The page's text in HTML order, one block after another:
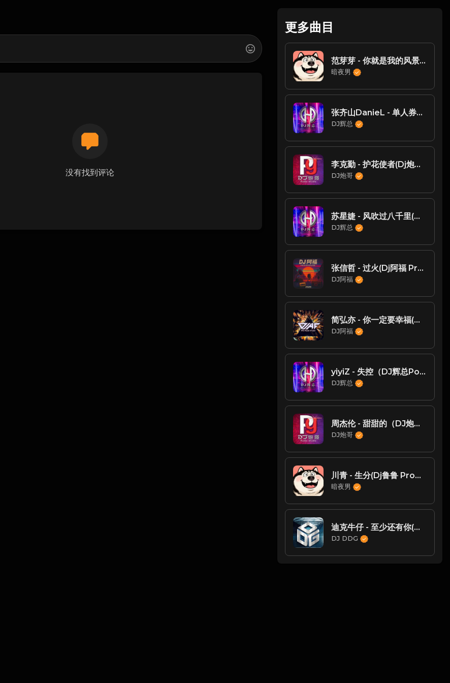
没有找到评论
更多曲目
范芽芽 - 你就是我的风景(DjAz ProgHouse Rmx 2025)
暗夜男
张齐山DanieL - 单人券（DJ辉总 ReMix)
DJ辉总
李克勤 - 护花使者(Dj炮哥 ProgHouse Mix)【Dj小雨修改】
DJ炮哥
苏星婕 - 风吹过八千里(Dj辉总 Remix)
DJ辉总
张信哲 - 过火(Dj阿福 ProgHouse Mix国语男)
DJ阿福
简弘亦 - 你一定要幸福(DJ阿福)
DJ阿福
yiyiZ - 失控（DJ辉总Porghuose2020Rmx弹)
DJ辉总
周杰伦 - 甜甜的（DJ炮哥）
DJ炮哥
川青 - 生分(Dj鲁鲁 ProgHouse Rmx 2025)
暗夜男
迪克牛仔 - 至少还有你(DjDdg ProgHouse Rmx 2024)
DJ DDG